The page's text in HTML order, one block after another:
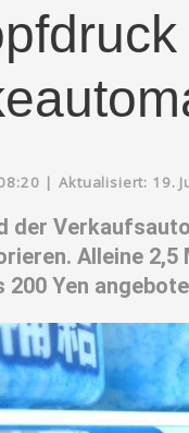
| Aktualisiert: 19.
der
Alleine
200 Yen